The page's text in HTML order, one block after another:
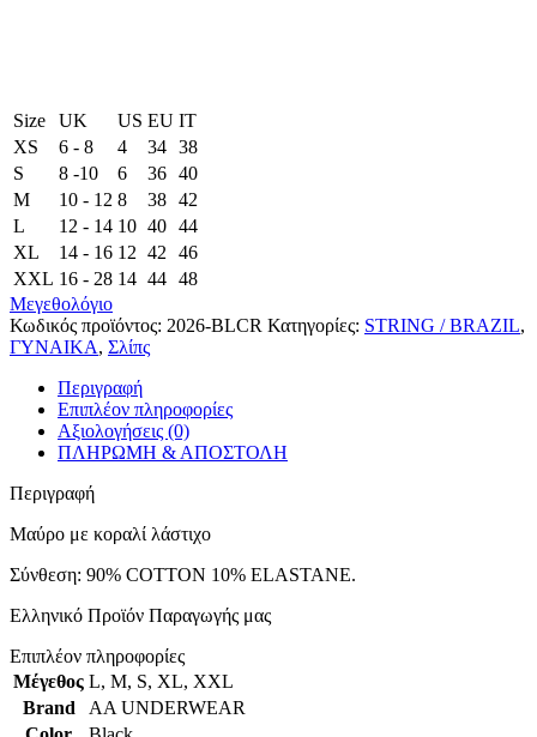
Size UK US EU ΙΤ
XS
6 - 8 4 34 38
S
8 -10 6 36 40
M
10 - 12 8 38 42
L
12 - 14 10 40 44
XL
14 - 16 12 42
46
XXL 16 - 28 14 44 48
Μεγεθολόγιο
Κωδικός προϊόντος: 2026-BLCR Κατηγορίες: STRING / BRAZIL,
ΓΥΝΑΙΚΑ, Σλίπς
Περιγραφή
Επιπλέον πληροφορίες
Αξιολογήσεις (0)
ΠΛΗΡΩΜΗ & ΑΠΟΣΤΟΛΗ
Περιγραφή
Μαύρο με κοραλί λάστιχο
Σύνθεση: 90% COTTON 10% ELASTANE.
Ελληνικό Προϊόν Παραγωγής μας
Επιπλέον πληροφορίες
Μέγεθος L, M, S, XL, XXL
Brand
AA UNDERWEAR